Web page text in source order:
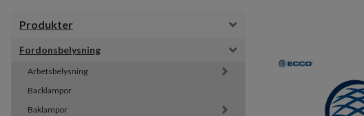
Produkter
Fordonsbelysning
Arbetsbelysning
Backlampor
Baklampor